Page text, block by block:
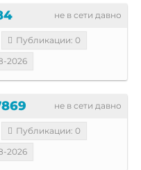
не в сети давно
Публикации: 0
2026
не в сети давно
Публикации: 0
2026